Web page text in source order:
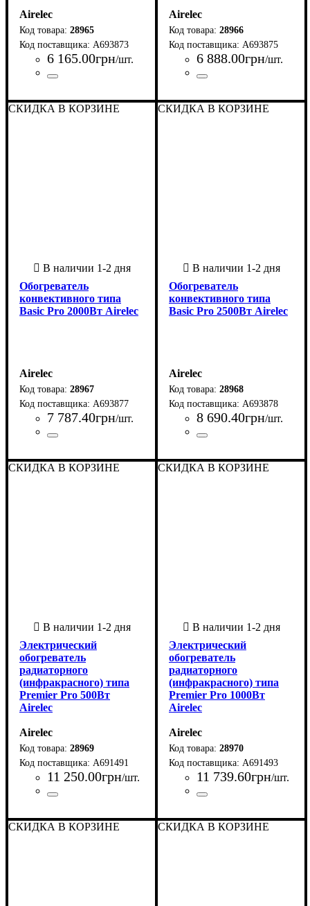
Airelec
28965
A693873
6 165.00грн/шт.
Airelec
28966
A693875
6 888.00грн/шт.
СКИДКА В КОРЗИНЕ
Обогреватель
конвективного типа
Basic Pro 2000Вт Airelec
Airelec
28967
A693877
7 787.40грн/шт.
СКИДКА В КОРЗИНЕ
Обогреватель
конвективного типа
Basic Pro 2500Вт Airelec
Airelec
28968
A693878
8 690.40грн/шт.
СКИДКА В КОРЗИНЕ
Электрический
обогреватель
радиаторного
(инфракрасного) типа
Premier Pro 500Вт
Airelec
Airelec
28969
A691491
11 250.00грн/шт.
СКИДКА В КОРЗИНЕ
Электрический
обогреватель
радиаторного
(инфракрасного) типа
Premier Pro 1000Вт
Airelec
Airelec
28970
A691493
11 739.60грн/шт.
СКИДКА В КОРЗИНЕ СКИДКА В КОРЗИНЕ